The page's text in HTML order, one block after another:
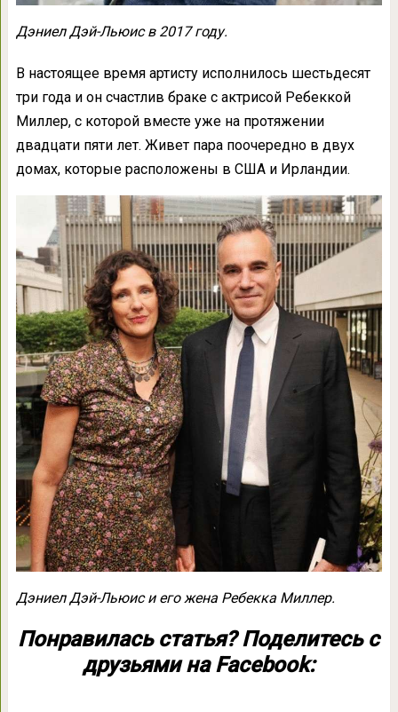
Дэниел Дэй-Льюис в 2017 году.
В настоящее время артисту исполнилось шестьдесят
три года и он счастлив браке с актрисой Ребеккой
Миллер, с которой вместе уже на протяжении
двадцати пяти лет. Живет пара поочередно в двух
домах, которые расположены в США и Ирландии.
Дэниел Дэй-Льюис и его жена Ребекка Миллер.
Понравилась статья? Поделитесь с
друзьями на Facebook: